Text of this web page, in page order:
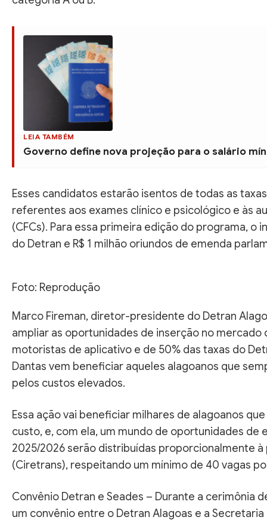
LEIA TAMBÉM
Governo define nova projeção para o salário
Esses candidatos estarão isentos de todas as
referentes aos exames clínico e psicológico e às
(CFCs). Para essa primeira edição do programa, o
do Detran e R$ 1 milhão oriundos de emenda
Foto: Reprodução
Marco Fireman, diretor-presidente do Detran
ampliar as oportunidades de inserção no mercado
motoristas de aplicativo e de 50% das taxas do
Dantas vem beneficiar aqueles alagoanos que
pelos custos elevados.
Essa ação vai beneficiar milhares de alagoanos
custo, e, com ela, um mundo de oportunidades de
2025/2026 serão distribuídas proporcionalmente
(Ciretrans), respeitando um mínimo de 40 vagas
Convênio Detran e Seades – Durante a cerimônia
um convênio entre o Detran Alagoas e a